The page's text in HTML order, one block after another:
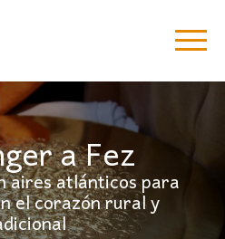
a Fez
aires atlánticos para
el corazón rural y